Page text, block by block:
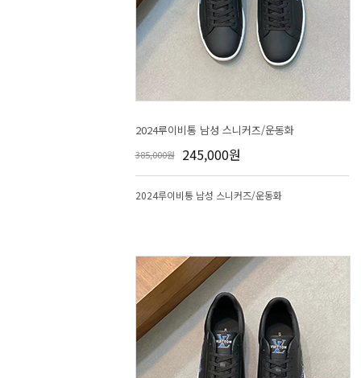
2024루이비통 남성 스니커즈/운동화
385,000원 245,000원
2024루이비통 남성 스니커즈/운동화